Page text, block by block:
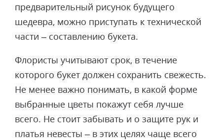
предварительный рисунок будущего
шедевра, можно приступать к технической
части – составлению букета.
Флористы учитывают срок, в течение
которого букет должен сохранить свежесть.
Не менее важно понимать, в какой форме
выбранные цветы покажут себя лучше
всего. Не стоит забывать и о защите рук и
платья невесты – в этих целях чаще всего